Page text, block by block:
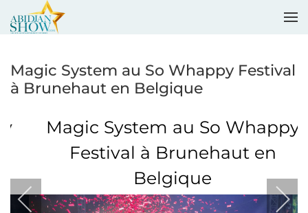
Magic System au So Whappy Festival
à Brunehaut en Belgique
Magic System au So Whappy
Festival à Brunehaut en
Belgique